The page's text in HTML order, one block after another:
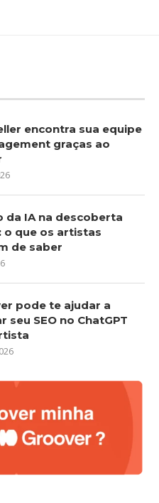
encontra sua equipe
graças ao
da IA na descoberta
o que os artistas
de saber
pode te ajudar a
seu SEO no ChatGPT